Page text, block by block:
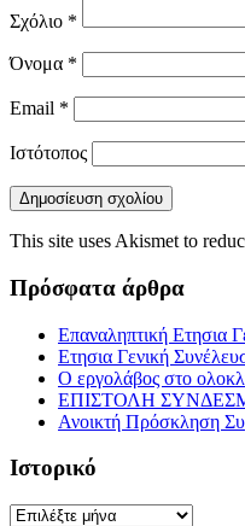
Σχόλιο *
Όνομα *
Email *
Ιστότοπος
This site uses Akismet to
Πρόσφατα άρθρα
Επαναληπτική Ετησια
Ετησια Γενική
Ο εργολάβος στο
ΕΠΙΣΤΟΛΗ
Ανοικτή Πρόσκληση
Ιστορικό
Ιστορικό